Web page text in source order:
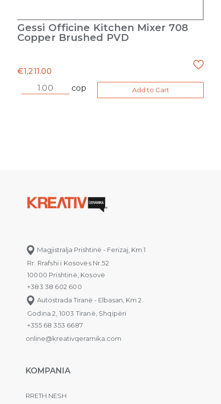
Gessi Officine Kitchen Mixer 708
Copper Brushed PVD
€1,211.00
cop
Add to Cart
Magjistralja Prishtinë - Ferizaj, Km 1
Rr. Rrafshi i Kosovës Nr.52
10000 Prishtinë, Kosovë
+383 38 602 600
Autostrada Tiranë - Elbasan, Km 2
Godina 2, 1003 Tiranë, Shqipëri
+355 68 353 6687
online@kreativqeramika.com
KOMPANIA
RRETH NESH